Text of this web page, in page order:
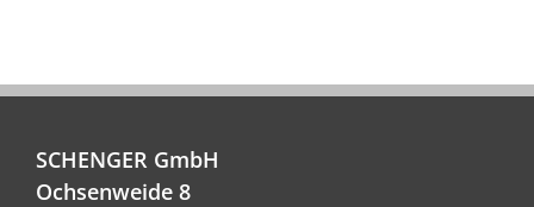
SCHENGER GmbH
Ochsenweide 8